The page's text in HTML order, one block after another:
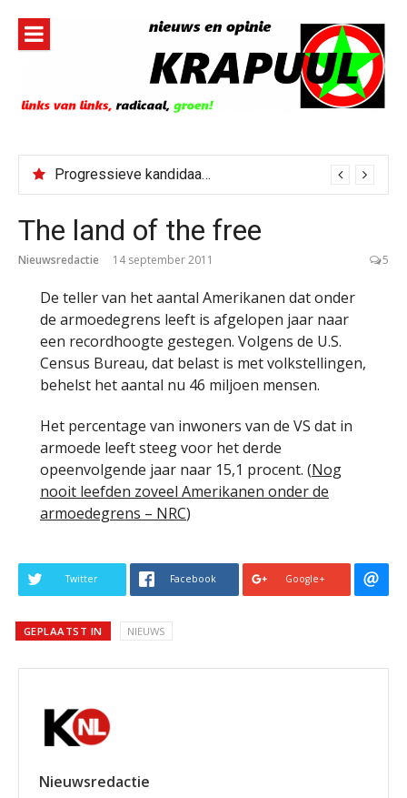
inhoud
Progressieve kandidaat El-Sayed senaatskandidaat Michigan
The land of the free
Nieuwsredactie 14 september 2011 5
De teller van het aantal Amerikanen dat onder
de armoedegrens leeft is afgelopen jaar naar
een recordhoogte gestegen. Volgens de U.S.
Census Bureau, dat belast is met volkstellingen,
behelst het aantal nu 46 miljoen mensen.
Het percentage van inwoners van de VS dat in
armoede leeft steeg voor het derde
opeenvolgende jaar naar 15,1 procent. (Nog
nooit leefden zoveel Amerikanen onder de
armoedegrens – NRC)
Twitter Facebook Google+
GEPLAATST IN NIEUWS
Nieuwsredactie